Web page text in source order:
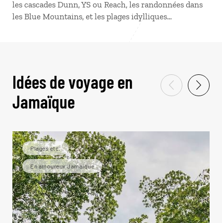
les cascades Dunn, YS ou Reach, les randonnées dans
les Blue Mountains, et les plages idylliques…
Idées de voyage en
Jamaïque
Plages etc.
En amoureux Jamaïque